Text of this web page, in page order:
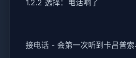
1.2.2 选择：电话响了
接电话 - 会第一次听到卡吕普